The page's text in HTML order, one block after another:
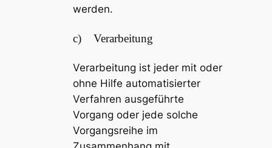
werden.
c) Verarbeitung
Verarbeitung ist jeder mit oder
ohne Hilfe automatisierter
Verfahren ausgeführte
Vorgang oder jede solche
Vorgangsreihe im